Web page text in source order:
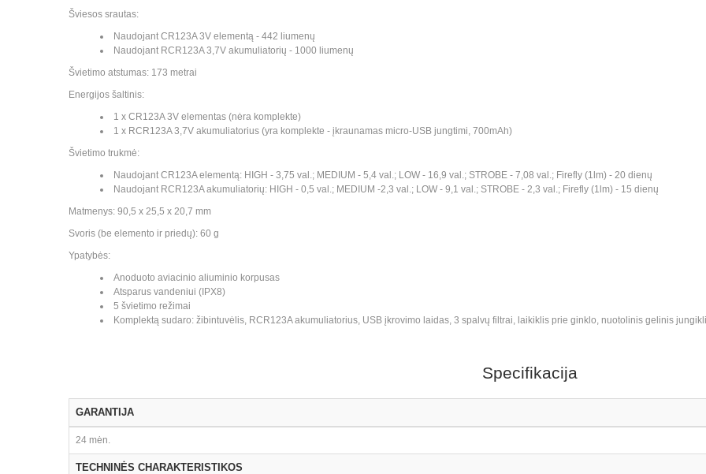
Šviesos srautas:
Naudojant CR123A 3V elementą - 442 liumenų
Naudojant RCR123A 3,7V akumuliatorių - 1000 liumenų
Švietimo atstumas: 173 metrai
Energijos šaltinis:
1 x CR123A 3V elementas (nėra komplekte)
1 x RCR123A 3,7V akumuliatorius (yra komplekte - įkraunamas micro-USB jungtimi, 700mAh)
Švietimo trukmė:
Naudojant CR123A elementą: HIGH - 3,75 val.; MEDIUM - 5,4 val.; LOW - 16,9 val.; STROBE - 7,08 val.; Firefly (1lm) - 20 dienų
Naudojant RCR123A akumuliatorių: HIGH - 0,5 val.; MEDIUM -2,3 val.; LOW - 9,1 val.; STROBE - 2,3 val.; Firefly (1lm) - 15 dienų
Matmenys: 90,5 x 25,5 x 20,7 mm
Svoris (be elemento ir priedų): 60 g
Ypatybės:
Anoduoto aviacinio aliuminio korpusas
Atsparus vandeniui (IPX8)
5 švietimo režimai
Komplektą sudaro: žibintuvėlis, RCR123A akumuliatorius, USB įkrovimo laidas, 3 spalvų filtrai, laikiklis prie ginklo, nuotolinis gelinis
Specifikacija
GARANTIJA
24 mėn.
TECHNINĖS CHARAKTERISTIKOS